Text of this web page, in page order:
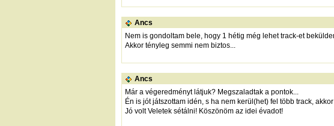
Ancs
Nem is gondoltam bele, hogy 1 hétig még lehet track-et
Akkor tényleg semmi nem biztos...
Ancs
Már a végeredményt látjuk? Megszaladtak a pontok...
Én is jót játszottam idén, s ha nem kerül(het) fel több track,
Jó volt Veletek sétálni! Köszönöm az idei évadot!